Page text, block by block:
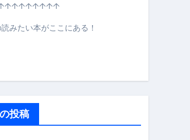
#bitcoin #全財産 #暗号資産
みたい本がここにある！
投稿